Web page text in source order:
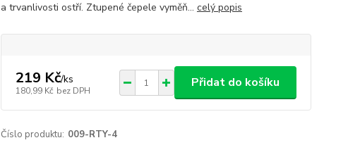
a trvanlivosti ostří. Ztupené čepele vyměň... celý popis
219 Kč/ks
180,99 Kč bez DPH
Přidat do košíku
Číslo produktu: 009-RTY-4